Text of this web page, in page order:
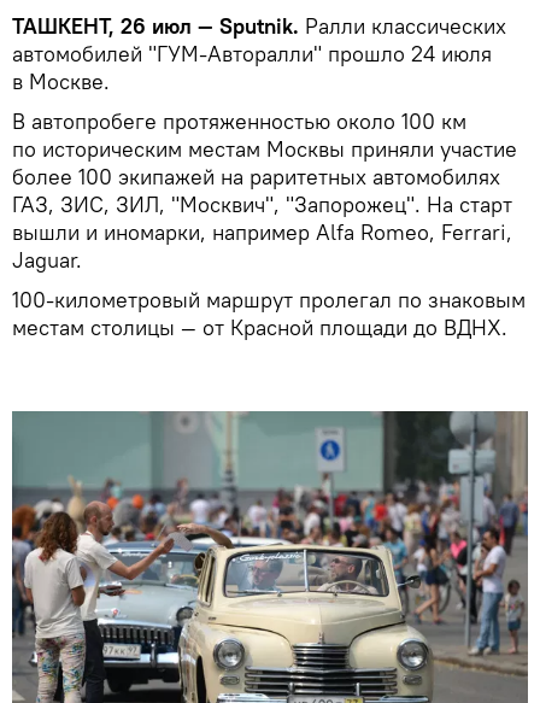
ТАШКЕНТ, 26 июл — Sputnik. Ралли классических
автомобилей "ГУМ-Авторалли" прошло 24 июля
в Москве.
В автопробеге протяженностью около 100 км
по историческим местам Москвы приняли участие
более 100 экипажей на раритетных автомобилях
ГАЗ, ЗИС, ЗИЛ, "Москвич", "Запорожец". На старт
вышли и иномарки, например Alfa Romeo, Ferrari,
Jaguar.
100-километровый маршрут пролегал по знаковым
местам столицы — от Красной площади до ВДНХ.